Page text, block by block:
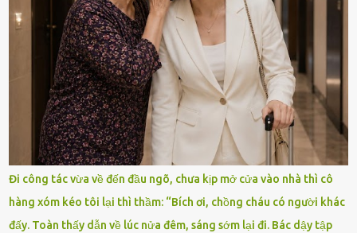
Đi công tác vừa về đến đầu ngõ, chưa kịp mở cửa vào nhà thì cô
hàng xóm kéo tôi lại thì thầm: “Bích ơi, chồng cháu có người khác
đấy. Toàn thấy dẫn về lúc nửa đêm, sáng sớm lại đi. Bác dậy tập